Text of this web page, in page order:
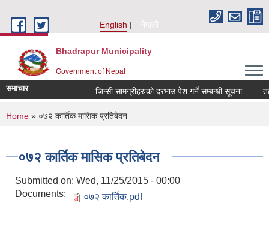
English
नेपाली
Bhadrapur Municipality
Government of Nepal
समाचार जिन्सी सामग्रीहरुको दरभाउ पेश गर्ने सम्बन्धी सूचना तह
You are here
Home » ०७२ कार्तिक मासिक प्रतिबेदन
०७२ कार्तिक मासिक प्रतिबेदन
Submitted on: Wed, 11/25/2015 - 00:00
Documents:
०७२ कार्तिक.pdf